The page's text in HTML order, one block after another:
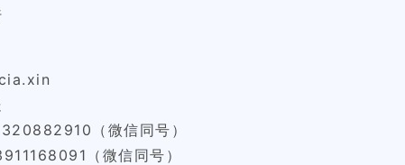
（微信同号）
（微信同号）